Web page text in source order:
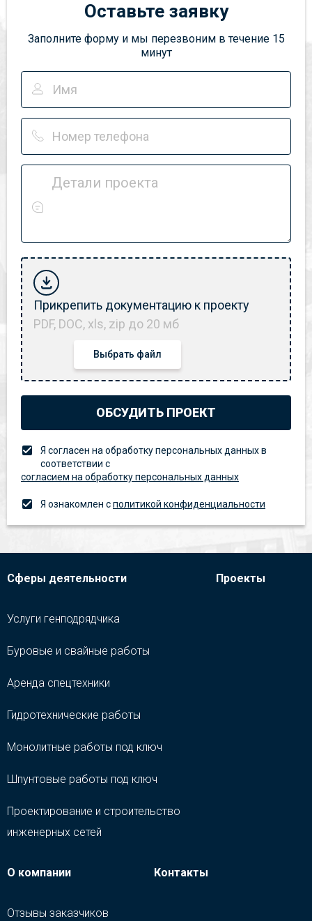
Оставьте заявку
Заполните форму и мы перезвоним в течение 15
минут
Детали проекта
Прикрепить документацию к проекту
PDF, DOC, xls, zip до 20 мб
Выбрать файл
ОБСУДИТЬ ПРОЕКТ
Я согласен на обработку персональных данных в
соответствии с
согласием на обработку персональных данных
Я ознакомлен сполитикой конфиденциальности
Сферы деятельности
Услуги генподрядчика
Буровые и свайные работы
Аренда спецтехники
Гидротехнические работы
Монолитные работы под ключ
Шпунтовые работы под ключ
Проектирование и строительство
инженерных сетей
Проекты
О компании
Отзывы заказчиков
Контакты